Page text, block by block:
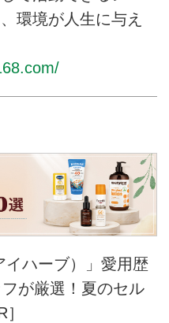
環境が人生に与え
ハーブ）」愛用歴
が厳選！夏のセル